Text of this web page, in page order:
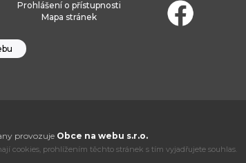
Prohlášení o přístupnosti
Mapa stránek
provozuje Obce na webu s.r.o.
cookies, prohlížením těchto stránek s tím vyjadřujete souhlas.